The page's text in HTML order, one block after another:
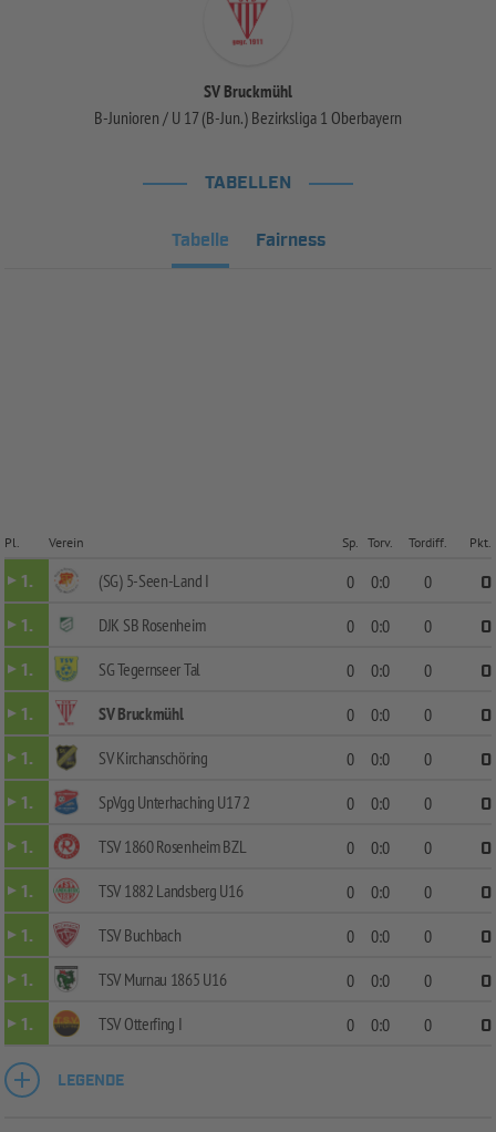
SV Bruckmühl
B-Junioren / U 17 (B-Jun.) Bezirksliga 1 Oberbayern
TABELLEN
Tabelle Fairness
Pl. Verein Sp. Torv. Tordiff. Pkt.
1. (SG) 5-Seen-Land I 0 0:0 0
0
1.
DJK SB Rosenheim 0 0:0 0
0
1.
SG Tegernseer Tal 0 0:0 0
0
1.
SV Bruckmühl 0 0:0 0
0
1.
SV Kirchanschöring 0 0:0 0
0
1.
SpVgg Unterhaching U17 2 0 0:0 0
0
1.
TSV 1860 Rosenheim BZL 0 0:0 0
0
1.
TSV 1882 Landsberg U16 0 0:0 0
0
1.
TSV Buchbach 0 0:0 0
0
1.
TSV Murnau 1865 U16 0 0:0 0
0
1.
TSV Otterfing I 0 0:0 0 0
LEGENDE